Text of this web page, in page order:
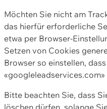
Möchten Sie nicht am
das hierfür erforderliche
etwa per Browser-
Setzen von Cookies
Browser so einstellen,
Bitte beachten Sie, dass